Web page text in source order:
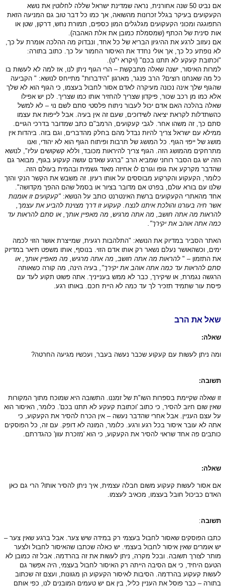
אם נביט 50 שנה אחורנית, נראה שמדינת ישראל שללה לחלוטין את נושא
הקעקועים בעיקר בגלל זכרונות מהשואה, אך כמו כל דבר טוב גם המניעה הזאת
התפוגגה ומכוני הקעקועים מגלגלים המון כספים, תמורת נחש, דרקון, שטן או
אות סינית של הכתף (שמסמלת כמובן את אלת האהבה).
אם נעזוב לרגע את ההיגיון הבריא של כל אחד, ונבדוק מה ההלכה אומרת על כך,
לא נופתע כל כך, אך אולי נחדד את האיסור החמור על כך. כתוב בתורה:
"וכתובת קעקע לא תתנו בכם" (ויקרא י"ט).
למרות האיסור, ישנה שאלה מתבקשת – הרי הגוף ניתן לנו, אז למה לא לעשות בו
כל מה שאנחנו רוצים? הרב פנגר, מארגון "הידברות" מתייחס לנושא: " הקביעה
שהגוף שלך אינה נכונה מעיקרה לאדם אסור לחבול בעצמו, כי הגוף הוא לא שלך
אלא כמו מן רכב שכור, פיקדון שצריך להחזיר אותו כמו שצריך. לכן יש אפילו
שאלה בהלכה האם אדם יכול לעבור ניתוח פלסטי סתם לשם נוי – לא למשל
כהשתדלות לקראת יציאה לשידוכים, שעם זה אין בעיה. אבל לייפות את עצמו
סתם כך, זה משהו אחר. לגבי קעקועים, הרמב"ם כתב שמדובר בדרכי הגויים.
ממילא עם ישראל צריך להיות נבדל מהם בחלק מהדברים, וגם בזה. ביהדות אין
מושג של ייפוי הגוף. כל המושג של תרבות ופיתוח הגוף הוא לא יהודי, ואנו
מתרחקים מהמושג הזה. הגוף צריך להיראות מכובד, וללא קשקושים עליו", לנושא
הזה יש גם הסבר רוחני שמביא הרב "ברגע שאדם עושה קעקוע בגוף, מבואר גם
שהדבר מקרקע את גופו וגורם לו אחיזה מאוד גשמית ובהמית בעולם הזה.
כלומר, הקעקוע והקרקוע מבוססים על אותו רעיון. זה משבש את הקשר הנקי והזך
שלנו עם בורא עולם, בפרט אם מדובר בציור או בסמל שהם ההפך מקדושה".
אחד מהאתרי הקעקועים ברשת האינטרנט כותב על הנושא: "קעקועים זו אומנות
אשר חיה בעורנו והולכת איתנו לנצח. קעקוע זו דרך מצוינת להביע את עצמך,
להראות מה אתה חושב, מה אתה מרגיש, מה מאפיין אותך, או סתם להראות עד
כמה אתה אוהב את יקירך".
האתר הסביר במדיוק את הנושא: "התלהבות רגעית, שמייצרת אושר הזוי לכמה
ימים, וכשהאושר נעלם נשאר רק אותו אדם הזוי. בנוסף, אותו משפט תיאר במדיוק
את התזמון – " להראות מה אתה חושב, מה אתה מרגיש, מה מאפיין אותך, או
סתם להראות עד כמה אתה אוהב את יקירך", בעיה הינה, מה קורה כשאותה
הרגשה נגמרת, או שיקירך, כבר לא ממש בענייניך. אתה פשוט תקוע לעד עם
פיסת עור שתמיד תזכיר לך עד כמה לא היית חכם. באותו רגע.
שאל את הרב
שאלה:
ומה ניתן לעשות עם קעקוע שכבר נעשה בעבר, ועכשיו מגיעה החרטה?
תשובה:
זו שאלה שקיימת בספרות השו"ת של זמננו. התשובה היא שמוכח מתוך המקורות
שאין שום חיוב להסיר, כי כתוב 'וכתובת קעקע לא תתנו בכם'. כלומר, האיסור הוא
על עצם העניין. אבל אחרי שהדבר נעשה – אין הכרח להסיר את הקעקוע, כי
אתה לא עובר איסור בכל רגע ורגע. כלומר, המונה לא דופק. עם זה, כל הפוסקים
כותבים פה אחד שראוי להסיר את הקעקוע, כי הוא 'מזכרת עוון' כהגדרתם.
שאלה:
אם אסור לעשות קעקוע משום חבלה עצמית, איך ניתן להסיר אותו? הרי גם כאן
האדם כביכול חובל בעצמו, מכאיב לעצמו.
תשובה:
כתבו הפוסקים שאסור לחבול בעצמי רק במידה שיש צער. אבל ברגע שאין צער –
יש אומרים שאין איסור לחבול בעצמי. יש כאלה שכתבו שהאיסור לחבול ולצער
מותר לצורך תשובה. ובכל מקרה, ניתן לעשות את זה בהרדמה. אבל זה כמובן לא
הטעם היחיד, כי אם הסיבה הייתה רק האיסור לחבול בעצמי, היה אפשר גם
לעשות קעקוע בהרדמה. הסיבות לאיסור הקעקוע הן מגוונות, ועצם זה שכתוב
בתורה – כבר פוסל את העניין כליל, בין אם יש טעמים המובנים לנו, כפי אותם